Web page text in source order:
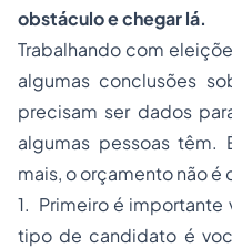
obstáculo e chegar lá.
Trabalhando com
algumas conclusões
precisam ser dados
algumas pessoas têm.
mais, o orçamento não é
1. Primeiro é importante
tipo de candidato é